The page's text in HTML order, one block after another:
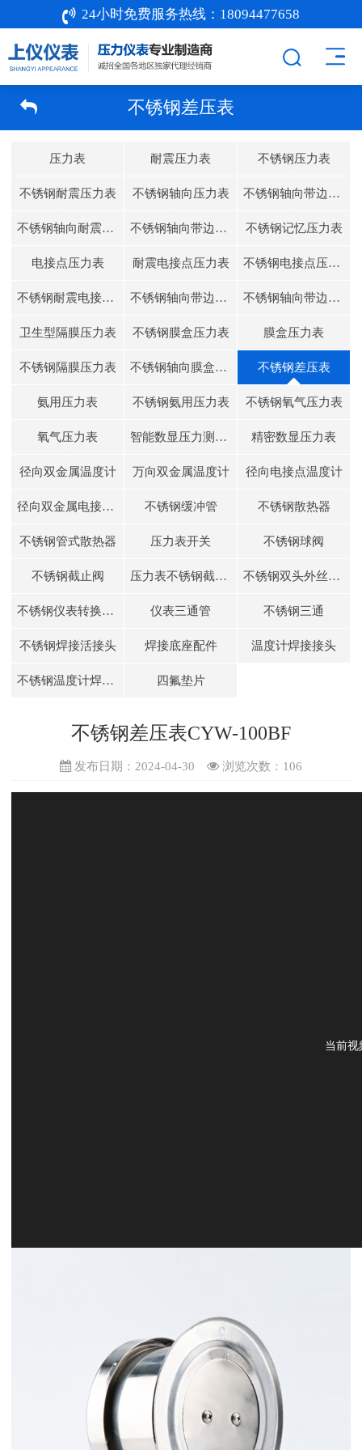
24小时免费服务热线： 18094477658
不锈钢差压表
压力表 耐震压力表 不锈钢压力表
不锈钢耐震压力表 不锈钢轴向压力表 不锈钢轴向带边压力表
不锈钢轴向耐震压力表 不锈钢轴向带边耐震压力表 不锈钢记忆压力表
电接点压力表 耐震电接点压力表 不锈钢电接点压力表
不锈钢耐震电接点压力表 不锈钢轴向带边电接点压力表 不锈钢轴向带边耐震电接点压力表
卫生型隔膜压力表 不锈钢膜盒压力表 膜盒压力表
不锈钢隔膜压力表 不锈钢轴向膜盒压力表 不锈钢差压表
氨用压力表 不锈钢氨用压力表 不锈钢氧气压力表
氧气压力表 智能数显压力测控仪 精密数显压力表
径向双金属温度计 万向双金属温度计 径向电接点温度计
径向双金属电接点温度计 不锈钢缓冲管 不锈钢散热器
不锈钢管式散热器 压力表开关 不锈钢球阀
不锈钢截止阀 压力表不锈钢截止阀 不锈钢双头外丝接头
不锈钢仪表转换接头 仪表三通管 不锈钢三通
不锈钢焊接活接头 焊接底座配件 温度计焊接接头
不锈钢温度计焊接接头 四氟垫片
不锈钢差压表CYW-100BF
发布日期：2024-04-30 浏览次数： 106
当前